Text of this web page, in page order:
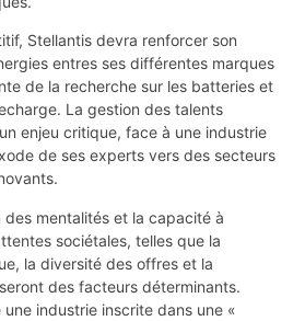
Stellantis devra renforcer son
entres ses différentes marques
de la recherche sur les batteries et
La gestion des talents
enjeu critique, face à une industrie
de ses experts vers des secteurs
des mentalités et la capacité à
sociétales, telles que la
la diversité des offres et la
des facteurs déterminants.
industrie inscrite dans une «